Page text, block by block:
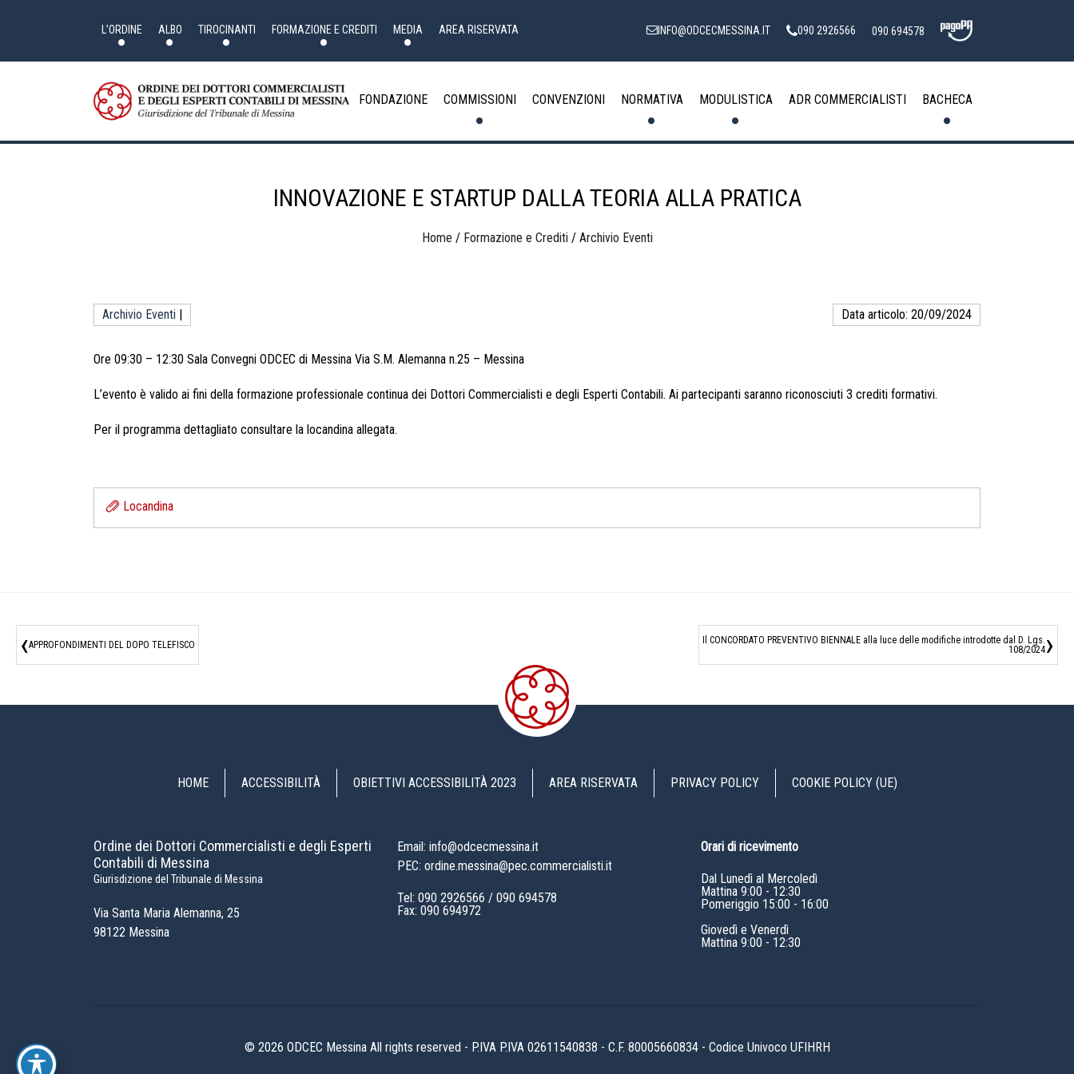
L’ORDINE ALBO TIROCINANTI FORMAZIONE E CREDITI MEDIA AREA RISERVATA INFO@ODCECMESSINA.IT 090 2926566 090 694578
FONDAZIONE COMMISSIONI CONVENZIONI NORMATIVA MODULISTICA ADR COMMERCIALISTI BACHECA
INNOVAZIONE E STARTUP DALLA TEORIA ALLA PRATICA
Home / Formazione e Crediti / Archivio Eventi
Archivio Eventi Data articolo: 20/09/2024
Ore 09:30 – 12:30 Sala Convegni ODCEC di Messina Via S.M. Alemanna n.25 – Messina
L’evento è valido ai fini della formazione professionale continua dei Dottori Commercialisti e degli Esperti Contabili. Ai partecipanti saranno riconosciuti 3 crediti formativi.
Per il programma dettagliato consultare la locandina allegata.
Locandina
‹APPROFONDIMENTI DEL DOPO TELEFISCO
Il CONCORDATO PREVENTIVO BIENNALE alla luce delle modifiche introdotte dal D. Lgs.
108/2024›
HOME ACCESSIBILITÀ OBIETTIVI ACCESSIBILITÀ 2023 AREA RISERVATA PRIVACY POLICY COOKIE POLICY (UE)
Ordine dei Dottori Commercialisti e degli Esperti
Contabili di Messina
Giurisdizione del Tribunale di Messina
Via Santa Maria Alemanna, 25
98122 Messina
Email: info@odcecmessina.it
PEC: ordine.messina@pec.commercialisti.it
Tel: 090 2926566 / 090 694578
Fax: 090 694972
Orari di ricevimento
Dal Lunedì al Mercoledì
Mattina 9:00 - 12:30
Pomeriggio 15:00 - 16:00
Giovedì e Venerdì
Mattina 9:00 - 12:30
© 2026 ODCEC Messina All rights reserved - P.IVA P.IVA 02611540838 - C.F. 80005660834 - Codice Univoco UFIHRH